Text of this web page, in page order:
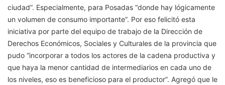
ciudad”. Especialmente, para Posadas “donde hay lógicamente
un volumen de consumo importante”. Por eso felicitó esta
iniciativa por parte del equipo de trabajo de la Dirección de
Derechos Económicos, Sociales y Culturales de la provincia que
pudo “incorporar a todos los actores de la cadena productiva y
que haya la menor cantidad de intermediarios en cada uno de
los niveles, eso es beneficioso para el productor”. Agregó que le